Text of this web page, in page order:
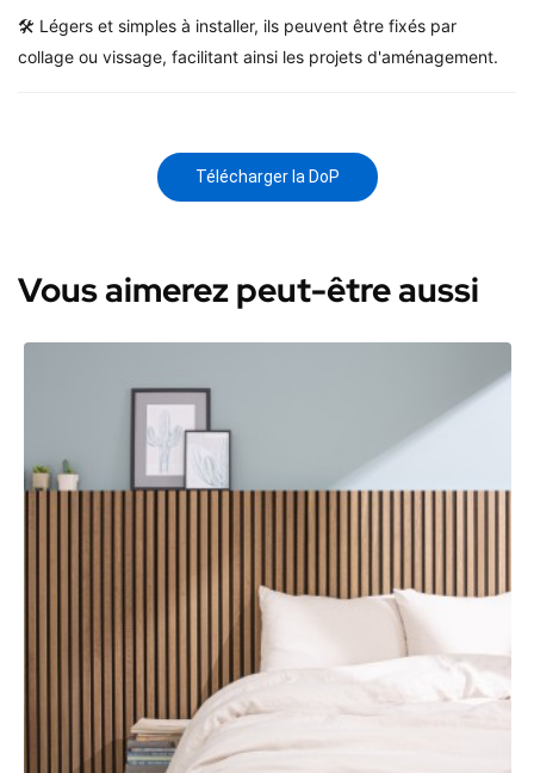
🛠️ Légers et simples à installer, ils peuvent être fixés par
collage ou vissage, facilitant ainsi les projets d'aménagement.
Télécharger la DoP
Vous aimerez peut-être aussi